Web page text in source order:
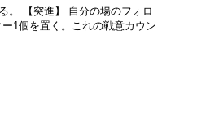
【突進】 自分の場のフォロ
1個を置く。これの戦意カウン